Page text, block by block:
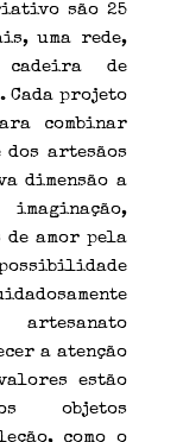
são 25
uma rede,
cadeira de
Cada projeto
combinar
artesãos
dimensão a
amor pela
a atenção
estão
objetos
como o